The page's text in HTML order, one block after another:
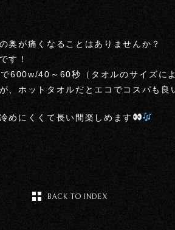
奥が痛くなることはありませんか？
す！
600w/40～60秒（タオルのサイズに
、ホットタオルだとエコでコスパも良
めにくくて長い間楽しめます
BACK TO INDEX